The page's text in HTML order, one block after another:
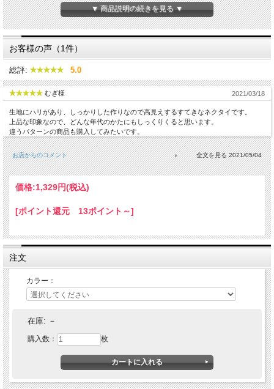
▼ 商品説明の続きを見る ▼
お客様の声（1件）
総評: 5.0
むぎ様 2021/03/18
生地にハリがあり、しっかりした作りなので高見えするすてきなネクタイです。
上品な印象なので、どんな年代のかたにもしっくりくると思います。
違うパターンの商品も購入してみたいです。
お店からのコメント 2021/05/04
価格:1,329円(税込)
[ポイント還元 13ポイント～]
注文
カラー：
在庫: －
購入数： 枚